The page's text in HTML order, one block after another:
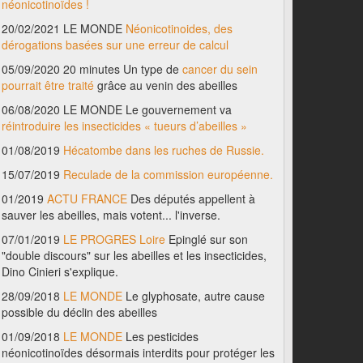
néonicotinoïdes !
20/02/2021 LE MONDE Néonicotinoides, des
dérogations basées sur une erreur de calcul
05/09/2020 20 minutes Un type de cancer du sein
pourrait être traité grâce au venin des abeilles
06/08/2020 LE MONDE Le gouvernement va
réintroduire les insecticides « tueurs d’abeilles »
01/08/2019 Hécatombe dans les ruches de Russie.
15/07/2019 Reculade de la commission européenne.
01/2019 ACTU FRANCE Des députés appellent à
sauver les abeilles, mais votent... l'inverse.
07/01/2019 LE PROGRES Loire Epinglé sur son
"double discours" sur les abeilles et les insecticides,
Dino Cinieri s'explique.
28/09/2018 LE MONDE Le glyphosate, autre cause
possible du déclin des abeilles
01/09/2018 LE MONDE Les pesticides
néonicotinoïdes désormais interdits pour protéger les